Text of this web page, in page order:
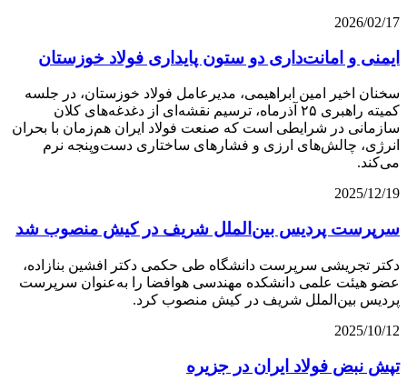
2026/02/17
ایمنی و امانت‌داری دو ستون پایداری فولاد خوزستان
سخنان اخیر امین ابراهیمی، مدیرعامل فولاد خوزستان، در جلسه
کمیته راهبری ۲۵ آذرماه، ترسیم نقشه‌ای از دغدغه‌های کلان
سازمانی در شرایطی است که صنعت فولاد ایران هم‌زمان با بحران
انرژی، چالش‌های ارزی و فشارهای ساختاری دست‌وپنجه نرم
می‌کند.
2025/12/19
سرپرست پردیس بین‌الملل شریف در کیش منصوب شد
دکتر تجریشی سرپرست دانشگاه طی حکمی دکتر افشین بنازاده،
عضو هیئت علمی دانشکده مهندسی هوافضا را به‌عنوان سرپرست
پردیس بین‌الملل شریف در کیش منصوب کرد.
2025/10/12
تپش نبض فولاد ایران در جزیره